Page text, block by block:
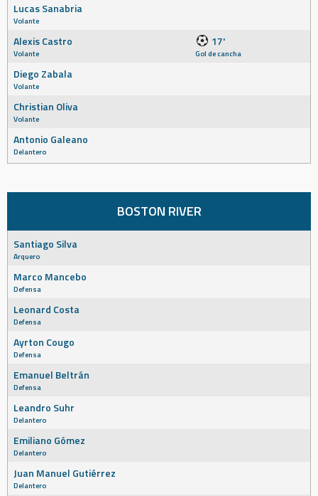
Lucas Sanabria
Volante
Alexis Castro
Volante
17'
Gol de cancha
Diego Zabala
Volante
Christian Oliva
Volante
Antonio Galeano
Delantero
BOSTON RIVER
Santiago Silva
Arquero
Marco Mancebo
Defensa
Leonard Costa
Defensa
Ayrton Cougo
Defensa
Emanuel Beltrán
Defensa
Leandro Suhr
Delantero
Emiliano Gómez
Delantero
Juan Manuel Gutiérrez
Delantero